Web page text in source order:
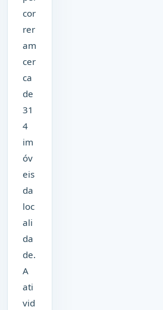
cor
rer
am
cer
ca
de
31
4
im
óv
eis
da
loc
ali
da
de.
A
ati
vid